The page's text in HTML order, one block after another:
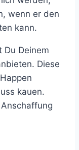
wenn er den
kann.
Du Deinem
Diese
kauen.